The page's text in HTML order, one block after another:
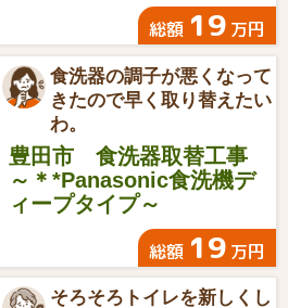
総額 19 万円
食洗器の調子が悪くなって
きたので早く取り替えたい
わ。
豊田市 食洗器取替工事
～＊*Panasonic食洗機デ
ィープタイプ～
総額 19 万円
そろそろトイレを新しくし